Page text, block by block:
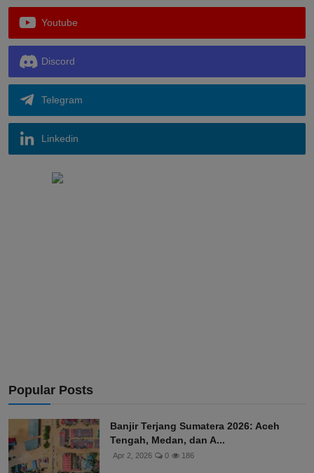
Youtube
Discord
Telegram
Linkedin
Popular Posts
Banjir Terjang Sumatera 2026: Aceh
Tengah, Medan, dan A...
Apr 2, 2026 0 186